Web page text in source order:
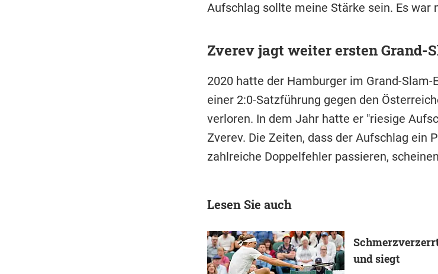
Aufschlag sollte meine Stärke sein. Es war
Zverev jagt weiter ersten Grand-
2020 hatte der Hamburger im Grand-Slam-
einer 2:0-Satzführung gegen den
verloren. In dem Jahr hatte er "riesige
Zverev. Die Zeiten, dass der Aufschlag ein
zahlreiche Doppelfehler passieren,
Lesen Sie auch
und siegt